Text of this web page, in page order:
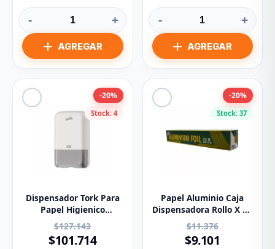
- + - +
Stock: 4
-20%
Dispensador Tork Para
Papel Higienico
Multihojas 83494
$127.143
$101.714
Stock: 37
-20%
Papel Aluminio Caja
Dispensadora Rollo X 40
Metros
$11.376
$9.101